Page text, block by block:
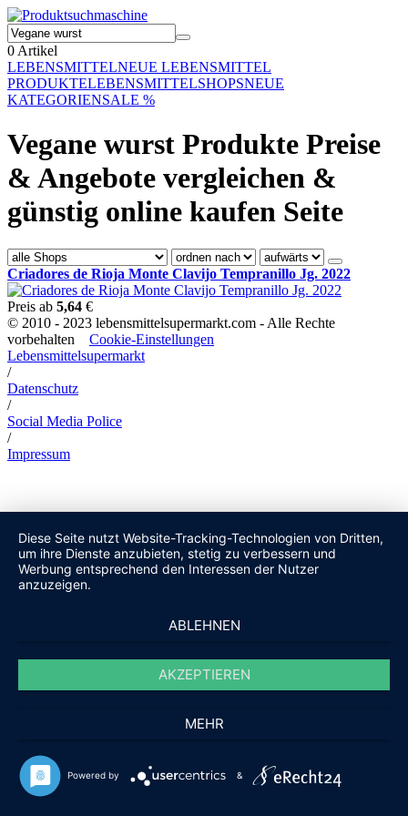
0 Artikel
LEBENSMITTELNEUE LEBENSMITTEL
PRODUKTELEBENSMITTELSHOPSNEUE
KATEGORIENSALE %
Vegane wurst Produkte Preise
& Angebote vergleichen &
günstig online kaufen Seite
Criadores de Rioja Monte Clavijo Tempranillo Jg. 2022
Preis ab 5,64 €
© 2010 - 2023 lebensmittelsupermarkt.com - Alle Rechte
vorbehalten Cookie-Einstellungen
Lebensmittelsupermarkt
/
Datenschutz
/
Social Media Police
/
Impressum
Diese Seite nutzt Website-Tracking-Technologien von Dritten,
um ihre Dienste anzubieten, stetig zu verbessern und
Werbung entsprechend den Interessen der Nutzer
anzuzeigen.
ABLEHNEN
AKZEPTIEREN
MEHR
Powered by &